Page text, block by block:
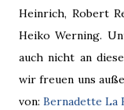
Heinrich, Robert
Heiko Werning.
auch nicht an
wir freuen uns
von: Bernadette La